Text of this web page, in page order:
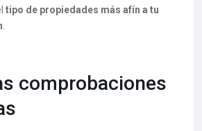
tipo de propiedades más afín a tu
comprobaciones